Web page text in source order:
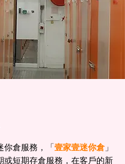
你倉服務，「壹家壹迷你倉 」
或短期存倉服務，在客戶的新